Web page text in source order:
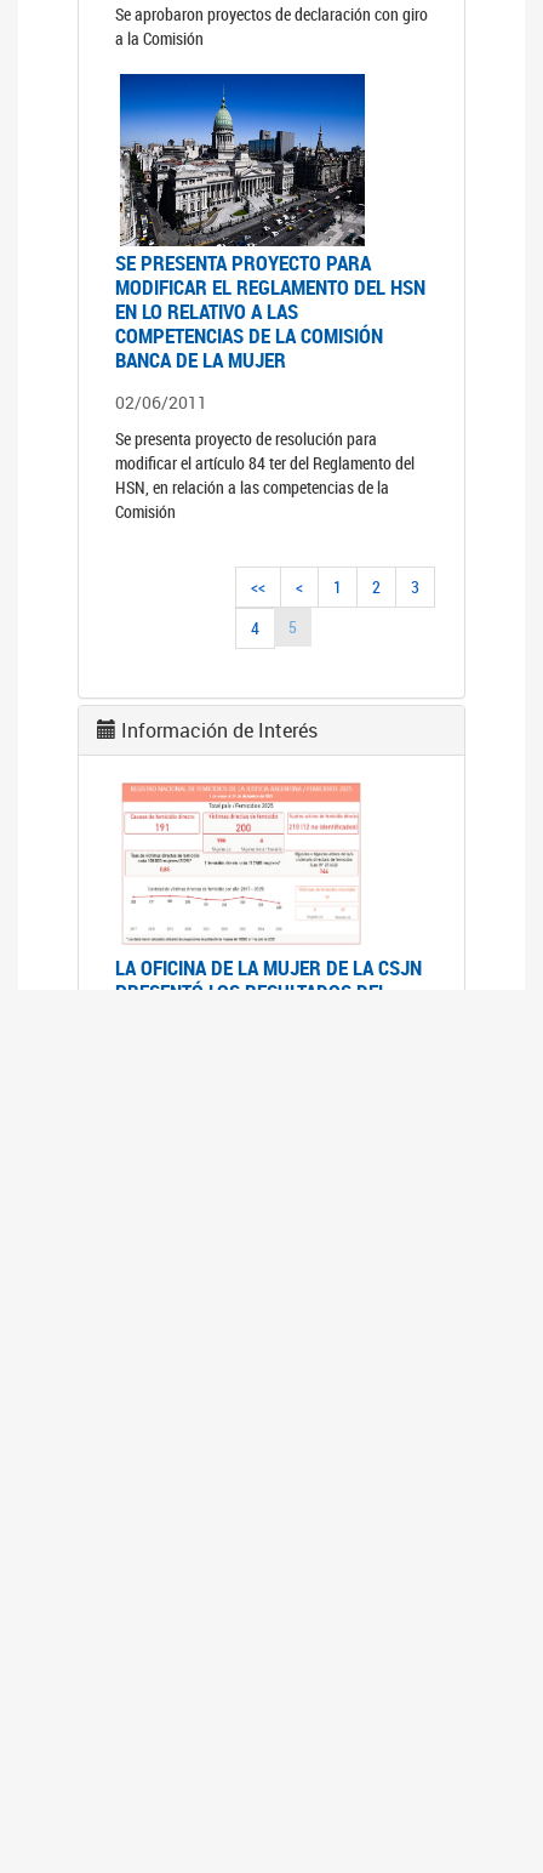
Se aprobaron proyectos de declaración con giro
a la Comisión
SE PRESENTA PROYECTO PARA
MODIFICAR EL REGLAMENTO DEL HSN
EN LO RELATIVO A LAS
COMPETENCIAS DE LA COMISIÓN
BANCA DE LA MUJER
02/06/2011
Se presenta proyecto de resolución para
modificar el artículo 84 ter del Reglamento del
HSN, en relación a las competencias de la
Comisión
<< < 1 2
3
4
5
Información de Interés
LA OFICINA DE LA MUJER DE LA CSJN
PRESENTÓ LOS RESULTADOS DEL